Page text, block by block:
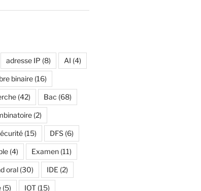
adresse IP (8) AI (4)
binaire(16)
(42) Bac (68)
(2)
(15) DFS(6)
(4) Examen(11)
oral(30) IDE (2)
(5) IOT(15)